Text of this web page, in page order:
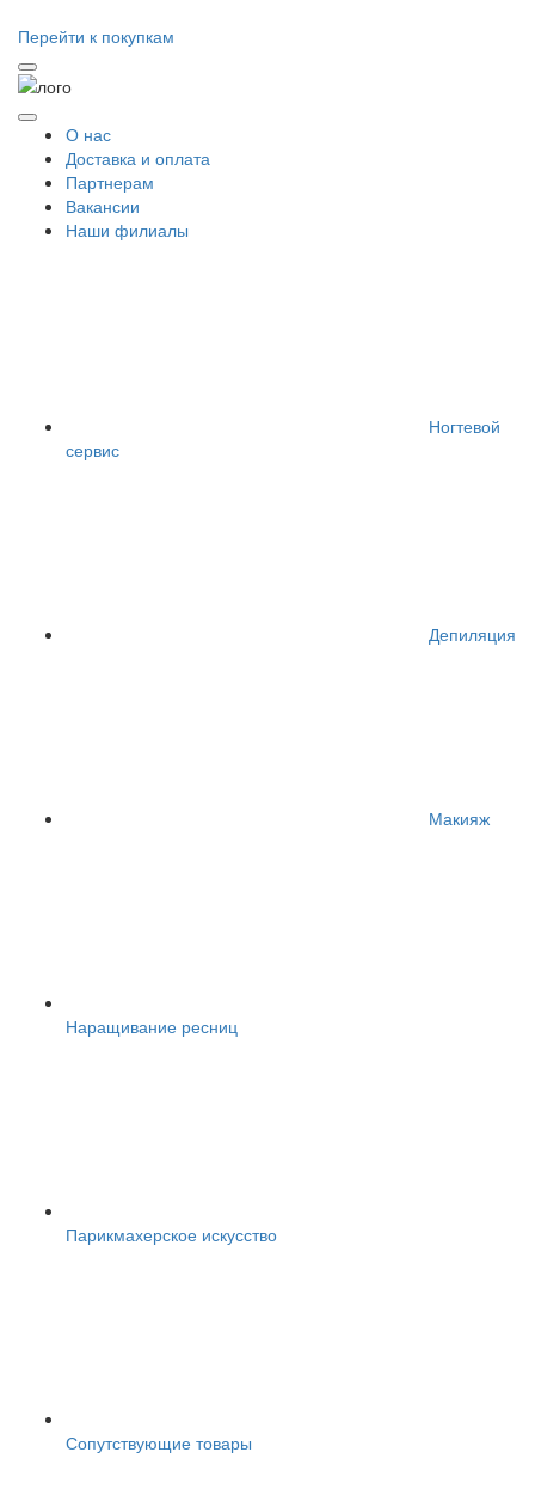
Перейти к покупкам
О нас
Доставка и оплата
Партнерам
Вакансии
Наши филиалы
Ногтевой
сервис
Депиляция
Макияж
Наращивание ресниц
Парикмахерское искусство
Сопутствующие товары